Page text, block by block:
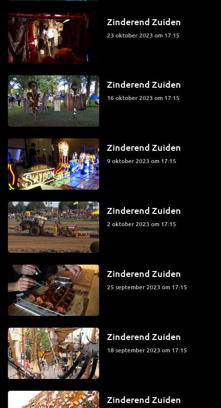
Zinderend Zuiden
23 oktober 2023 om 17:15
Zinderend Zuiden
16 oktober 2023 om 17:15
Zinderend Zuiden
9 oktober 2023 om 17:15
Zinderend Zuiden
2 oktober 2023 om 17:15
Zinderend Zuiden
25 september 2023 om 17:15
Zinderend Zuiden
18 september 2023 om 17:15
Zinderend Zuiden